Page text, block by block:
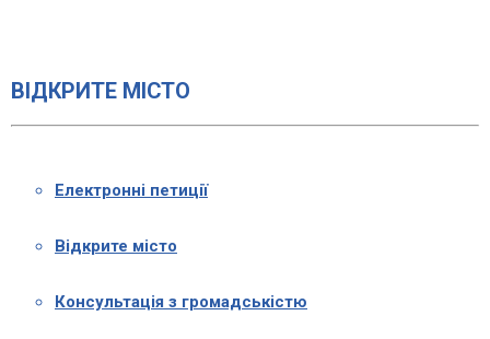
ВІДКРИТЕ МІСТО
Електронні петиції
Відкрите місто
Консультація з громадськістю